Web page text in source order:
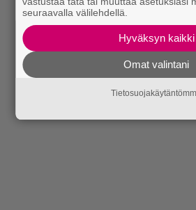
seuraavalla välilehdellä.
Hyväksyn kaikki
Omat valintani